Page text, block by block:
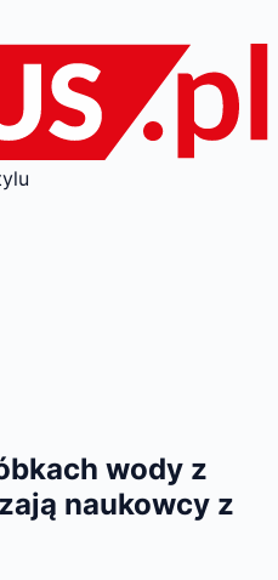
wody z
naukowcy z